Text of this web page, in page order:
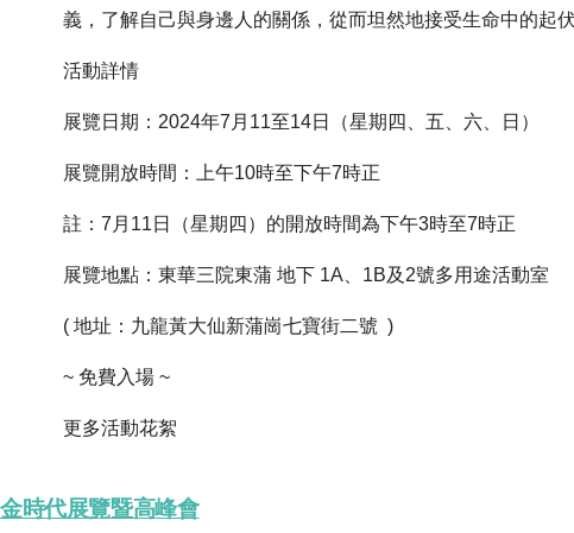
義，了解自己與身邊人的關係，從而坦然地接受生命中的起
活動詳情
展覽日期：2024年7月11至14日（星期四、五、六、日）
展覽開放時間：上午10時至下午7時正
註：7月11日（星期四）的開放時間為下午3時至7時正
展覽地點：東華三院東蒲 地下 1A、1B及2號多用途活動室
( 地址：九龍黃大仙新蒲崗七寶街二號 )
~ 免費入場 ~
更多活動花絮
時代展覽暨高峰會